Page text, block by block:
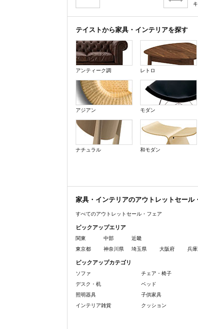
テイストから家具・インテリアを探す
アンティーク調 レトロ
アジアン モダン
ナチュラル 和モダン
家具・インテリアのアウトレットセール
すべてのアウトレットセール・フェア
ピックアップエリア
関東 中部
近畿
東京都
神奈川県 埼玉県 大阪府 兵
ピックアップカテゴリ
ソファ チェア・椅子
デスク・机
ベッド
照明器具
子供家具
インテリア雑貨
クッション